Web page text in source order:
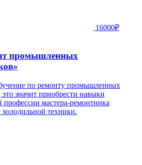
16000₽
промышленных
по ремонту промышленных
значит приобрести навыки
профессии мастера-ремонтника
техники.